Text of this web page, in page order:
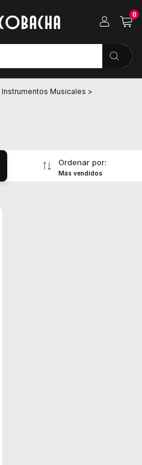
0
Instrumentos Musicales >
Ordenar por:
Más vendidos